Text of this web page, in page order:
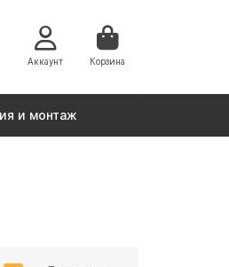
Аккаунт Корзина
и монтаж